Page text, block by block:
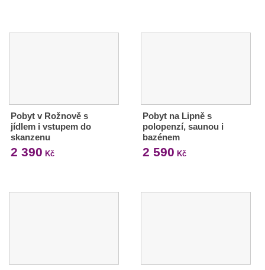
Pobyt v Rožnově s
jídlem i vstupem do
skanzenu
2 390 Kč
Pobyt na Lipně s
polopenzí, saunou i
bazénem
2 590 Kč